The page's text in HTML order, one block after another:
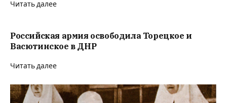
Читать далее
Российская армия освободила Торецкое и
Васютинское в ДНР
Читать далее